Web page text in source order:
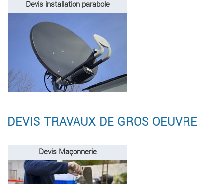
Devis installation parabole
DEVIS TRAVAUX DE GROS OEUVRE
Devis Maçonnerie